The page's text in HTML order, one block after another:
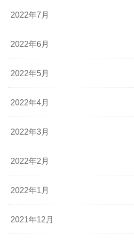
2022年7月
2022年6月
2022年5月
2022年4月
2022年3月
2022年2月
2022年1月
2021年12月